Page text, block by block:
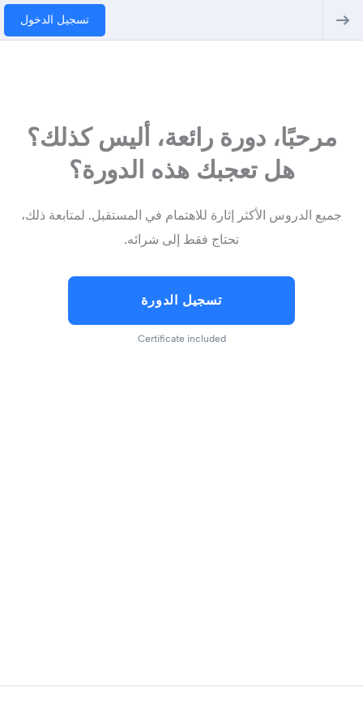
تسجيل الدخول
مرحبًا، دورة رائعة، أليس كذلك؟
هل تعجبك هذه الدورة؟
جميع الدروس الأكثر إثارة للاهتمام في المستقبل. لمتابعة ذلك،
تحتاج فقط إلى شرائه.
تسجيل الدورة
Certificate included